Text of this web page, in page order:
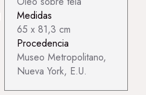
Medidas
65 x 81,3 cm
Procedencia
Museo Metropolitano,
Nueva York, E.U.